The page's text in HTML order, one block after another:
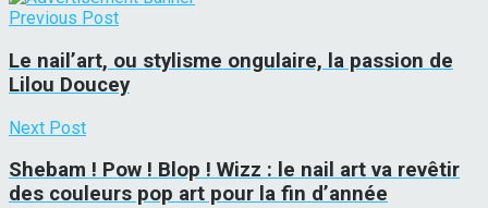
Previous Post
Le nail’art, ou stylisme ongulaire, la passion de
Lilou Doucey
Next Post
Shebam ! Pow ! Blop ! Wizz : le nail art va revêtir
des couleurs pop art pour la fin d’année